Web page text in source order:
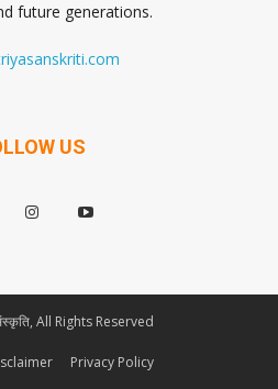
future generations.
US
All Rights Reserved
Privacy Policy